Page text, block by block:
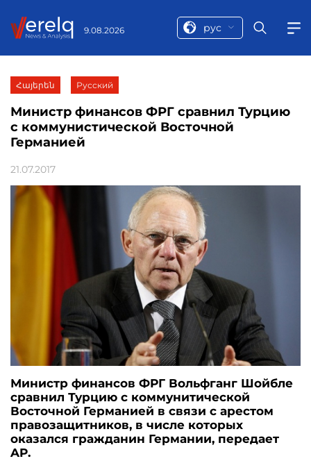
9.08.2026 рус
Հայերեն Русский
Министр финансов ФРГ сравнил Турцию
с коммунистической Восточной
Германией
21.07.2017
Министр финансов ФРГ Вольфганг Шойбле
сравнил Турцию с коммунитической
Восточной Германией в связи с арестом
правозащитников, в числе которых
оказался гражданин Германии, передает
AP.